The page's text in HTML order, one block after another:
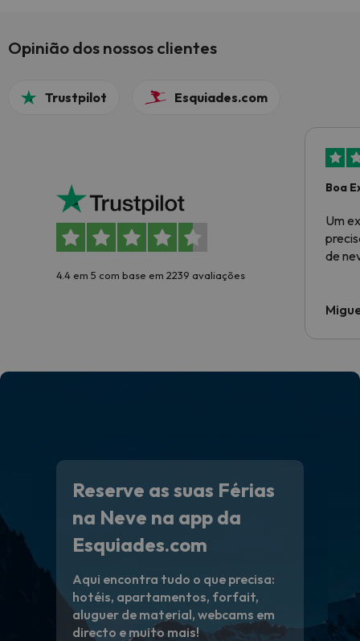
Opinião dos nossos clientes
Trustpilot Esquiades.com
4.4 em 5 com base em 2239 avaliações
Boa
Um
de
Reserve as suas Férias
na Neve na app da
Esquiades.com
Aqui encontra tudo o que precisa:
hotéis, apartamentos, forfait,
aluguer de material, webcams em
directo e muito mais!